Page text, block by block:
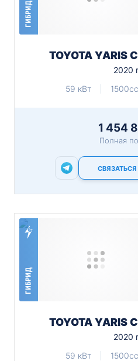
ГИБРИД
TOYOTA YARIS
2020
59 кВт
1500cc
1 454
Полная
ГИБРИД
TOYOTA YARIS
2020
59 кВт
1500cc